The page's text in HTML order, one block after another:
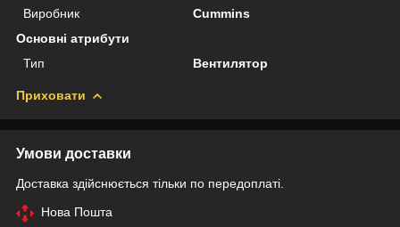
Виробник
Cummins
Основні атрибути
Тип
Вентилятор
Приховати
Умови доставки
Доставка здійснюється тільки по передоплаті.
Нова Пошта